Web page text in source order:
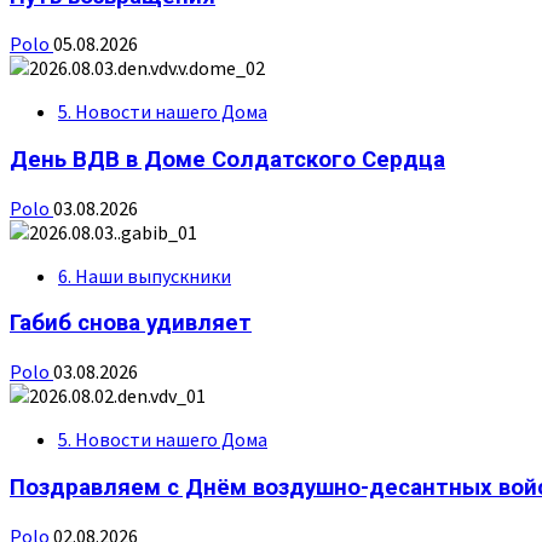
Polo 05.08.2026
5. Новости нашего Дома
День ВДВ в Доме Солдатского Сердца
Polo 03.08.2026
6. Наши выпускники
Габиб снова удивляет
Polo 03.08.2026
5. Новости нашего Дома
Поздравляем с Днём воздушно-десантных
Polo 02.08.2026